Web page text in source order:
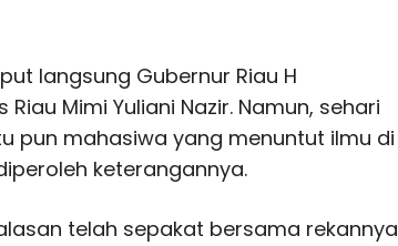
langsung Gubernur Riau H
Mimi Yuliani Nazir. Namun, sehari
pun mahasiwa yang menuntut ilmu di
keterangannya.
telah sepakat bersama rekannya